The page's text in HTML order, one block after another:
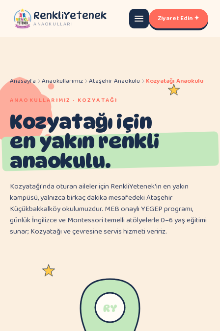
RenkliYetenek
ANAOKULLARI
Ziyaret Edin ✦
Anasayfa Anaokullarımız Ataşehir Anaokulu Kozyatağı Anaokulu
ANAOKULLARIMIZ · KOZYATAĞI
Kozyatağı için
en yakın renkli
anaokulu.
Kozyatağı'nda oturan aileler için RenkliYetenek'in en yakın
kampüsü, yalnızca birkaç dakika mesafedeki Ataşehir
Küçükbakkalköy okulumuzdur. MEB onaylı YEGEP programı,
günlük İngilizce ve Montessori temelli atölyelerle 0–6 yaş eğitimi
sunar; Kozyatağı ve çevresine servis hizmeti veririz.
RY